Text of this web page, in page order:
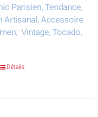
Parisien, Tendance,
Artisanal, Accessoire
Vintage, Tocado,
Détails